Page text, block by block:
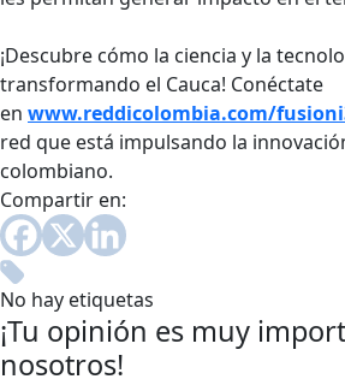
¡Descubre cómo la ciencia y la
transformando el Cauca! Conéctate
en www.reddicolombia.com/
red que está impulsando la
colombiano.
Compartir en:
No hay etiquetas
¡Tu opinión es muy
nosotros!